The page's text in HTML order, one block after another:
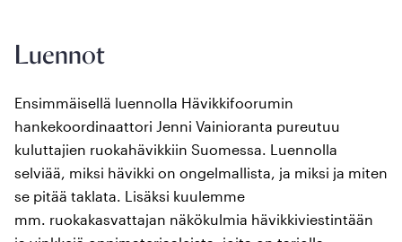
Luennot
Ensimmäisellä luennolla Hävikkifoorumin
hankekoordinaattori Jenni Vainioranta pureutuu
kuluttajien ruokahävikkiin Suomessa. Luennolla
selviää, miksi hävikki on ongelmallista, ja miksi ja miten
se pitää taklata. Lisäksi kuulemme
mm. ruokakasvattajan näkökulmia hävikkiviestintään